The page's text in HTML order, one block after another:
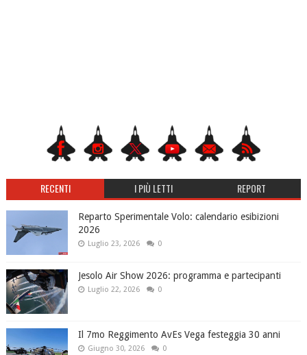
RECENTI I PIÙ LETTI REPORT
Reparto Sperimentale Volo: calendario esibizioni
2026
Luglio 23, 2026 0
Jesolo Air Show 2026: programma e partecipanti
Luglio 22, 2026 0
Il 7mo Reggimento AvEs Vega festeggia 30 anni
Giugno 30, 2026 0